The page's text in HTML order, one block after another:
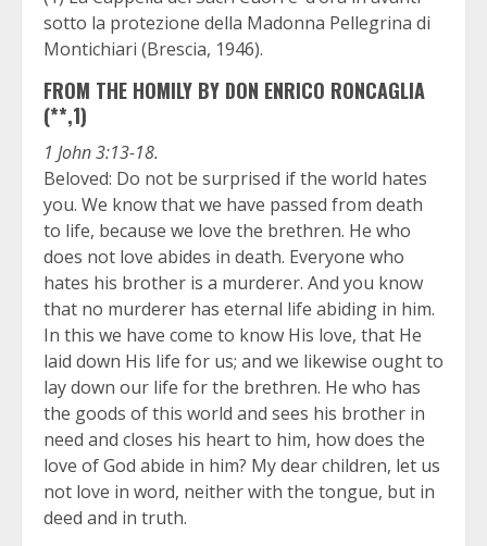
sotto la protezione della Madonna Pellegrina di
Montichiari (Brescia, 1946).
FROM THE HOMILY BY DON ENRICO RONCAGLIA
(**,1)
1 John 3:13-18.
Beloved: Do not be surprised if the world hates
you. We know that we have passed from death
to life, because we love the brethren. He who
does not love abides in death. Everyone who
hates his brother is a murderer. And you know
that no murderer has eternal life abiding in him.
In this we have come to know His love, that He
laid down His life for us; and we likewise ought to
lay down our life for the brethren. He who has
the goods of this world and sees his brother in
need and closes his heart to him, how does the
love of God abide in him? My dear children, let us
not love in word, neither with the tongue, but in
deed and in truth.